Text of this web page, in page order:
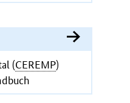
(CEREMP)